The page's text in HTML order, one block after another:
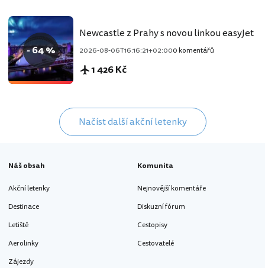
- 64 %
Newcastle z Prahy s novou linkou easyJet
2026-08-06T16:16:21+02:000 komentářů
1 426 Kč
Načíst další akční letenky
Náš obsah
Akční letenky
Destinace
Letiště
Aerolinky
Zájezdy
Komunita
Nejnovější komentáře
Diskuzní fórum
Cestopisy
Cestovatelé